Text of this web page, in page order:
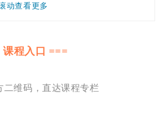
动查看更多
程入口 ===
二维码，直达课程专栏